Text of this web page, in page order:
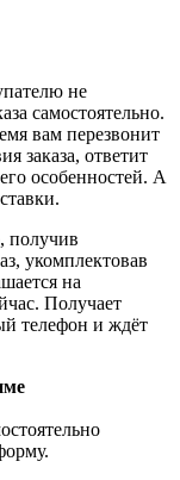
не
самостоятельно.
вам перезвонит
заказа, ответит
особенностей. А
получив
укомплектовав
на
Получает
телефон и ждёт